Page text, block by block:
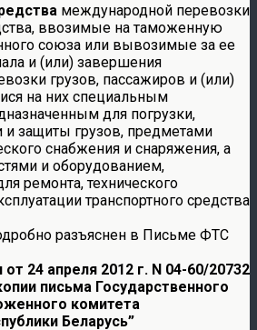
международной перевозки
ввозимые на таможенную
союза или вывозимые за ее
и (или) завершения
грузов, пассажиров и (или)
на них специальным
для погрузки,
и защиты грузов, предметами
снабжения и снаряжения, а
и оборудованием,
ремонта, технического
транспортного средства
разъяснен в Письме ФТС
24 апреля 2012 г. N 04-60/20732
письма Государственного
комитета
Беларусь”